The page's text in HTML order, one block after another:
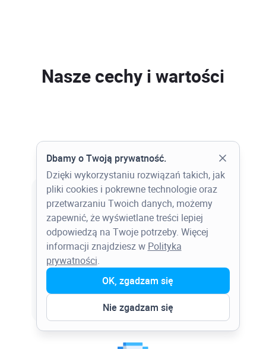
Nasze cechy i wartości
Blisko klienta (5 oddziałów)
Jesteśmy blisko Ciebie i Twojego
biznesu. Oddziały: Gdańsk, Warszawa,
Katowice, Poznań, Radom.
Więcej
Dbamy o Twoją prywatność.
Dzięki wykorzystaniu rozwiązań takich, jak
pliki cookies i pokrewne technologie oraz
przetwarzaniu Twoich danych, możemy
zapewnić, że wyświetlane treści lepiej
odpowiedzą na Twoje potrzeby. Więcej
informacji znajdziesz w Polityka
prywatności.
Nie zgadzam się
OK, zgadzam się